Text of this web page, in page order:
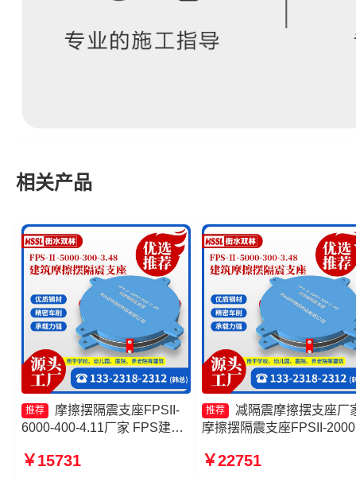
相关产品
推荐
摩擦摆隔震支座FPSII-
6000-400-4.11厂家 FPS建筑
座源头工厂 摩擦摆式橡胶隔震
￥15731
推荐
减隔震摩擦摆支座厂
摩擦摆隔震支座FPSII-
JZQZ-15000源头工厂 摩擦
￥22751